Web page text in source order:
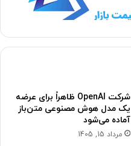
ی
شرکت OpenAI ظاهراً برای عرضه
یک مدل هوش مصنوعی متن‌باز
آماده می‌شود
مرداد 15, 1405